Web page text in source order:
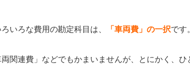
いろな費用の勘定科目は、 「車両費」の一択です。
関連費」などでもかまいませんが、とにかく、